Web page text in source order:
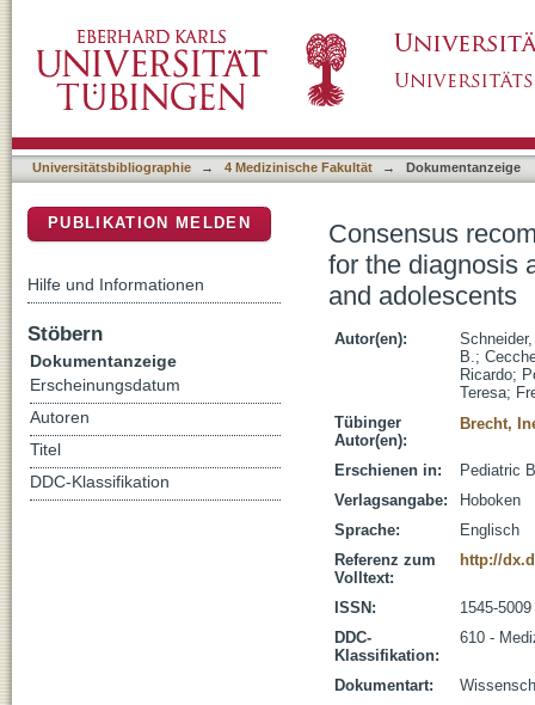
of sex cord stromal tumors in children and
Universitätsbibliographie → 4 Medizinische Fakultät → Dokumentanzeige
Consensus
for the diagnosis
and adolescents
Autor(en):
B.;
Ricardo;
Teresa;
Tübinger
Autor(en):
Brecht,
Erschienen in:
Pediatric
Verlagsangabe:
Hoboken
Sprache:
Englisch
Referenz zum
Volltext:
http://
ISSN:
1545-5009
DDC-
Klassifikation:
610 -
Dokumentart:
PUBLIKATION MELDEN
Hilfe und Informationen
Stöbern
Dokumentanzeige
Erscheinungsdatum
Autoren
Titel
DDC-Klassifikation